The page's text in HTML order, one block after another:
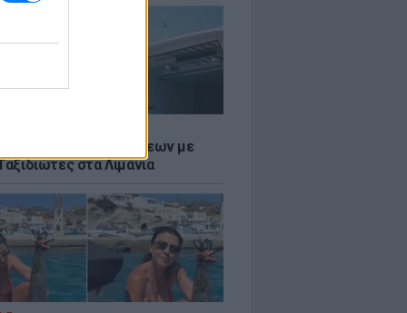
Ρεκόρ Αναχωρήσεων με
στα Λιμάνια